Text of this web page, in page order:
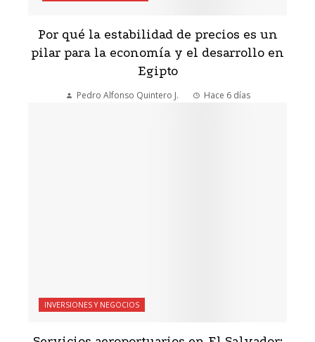
Por qué la estabilidad de precios es un
pilar para la economía y el desarrollo en
Egipto
Pedro Alfonso Quintero J. Hace 6 días
INVERSIONES Y NEGOCIOS